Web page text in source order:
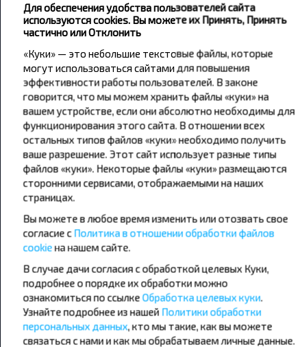
Подписаться
Популярные автобусные
направления
Орша - Могилёв
Минск - Несвиж
Минск - Могилёв
Минск - Брест
Минск - Гомель
Минск - Бобруйск
Минск - Барановичи
Гомель - Минск
Брест - Минск
Варшава - Минск
Санкт-Петербург - Минск
Вильнюс - Минск
Полоцк - Рига
Москва - Барановичи
Брест - Люблин
Для обеспечения удобства пользователей сайта
используются cookies. Вы можете их Принять, Принять
частично или Отклонить
«Куки» — это небольшие текстовые файлы, которые
могут использоваться сайтами для повышения
эффективности работы пользователей. В законе
говорится, что мы можем хранить файлы «куки» на
вашем устройстве, если они абсолютно необходимы для
функционирования этого сайта. В отношении всех
остальных типов файлов «куки» необходимо получить
ваше разрешение. Этот сайт использует разные типы
файлов «куки». Некоторые файлы «куки» размещаются
сторонними сервисами, отображаемыми на наших
страницах.
Вы можете в любое время изменить или отозвать свое
согласие сПолитика в отношении обработки файлов
cookieна нашем сайте.
В случае дачи согласия с обработкой целевых Куки,
подробнее о порядке их обработки можно
ознакомиться по ссылкеОбработка целевых куки.
Узнайте подробнее из нашей Политики обработки
персональных данных, кто мы такие, как вы можете
связаться с нами и как мы обрабатываем личные данные.